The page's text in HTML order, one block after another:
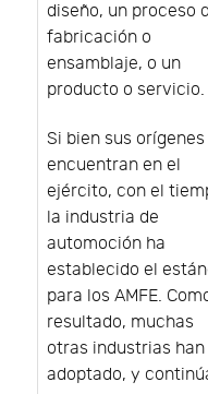
diseño, un proceso
fabricación o
ensamblaje, o un
producto o servicio.
Si bien sus orígenes
encuentran en el
ejército, con el
la industria de
automoción ha
establecido el
para los AMFE.
resultado, muchas
otras industrias han
adoptado, y